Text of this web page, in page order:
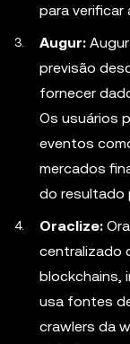
para verificar
Augur:
previsão
fornecer
Os usuários
eventos
mercados
do resultado
Oraclize:
centralizado
blockchains,
usa fontes
crawlers da